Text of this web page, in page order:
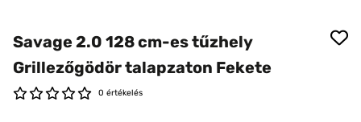
Savage 2.0 128 cm-es tűzhely
Grillezőgödör talapzaton Fekete
0 értékelés